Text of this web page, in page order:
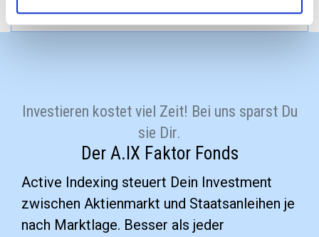
Zur Übersicht aller Themen
Investieren kostet viel Zeit! Bei uns sparst Du
sie Dir.
Der A.IX Faktor Fonds
Active Indexing steuert Dein Investment
zwischen Aktienmarkt und Staatsanleihen je
nach Marktlage. Besser als jeder